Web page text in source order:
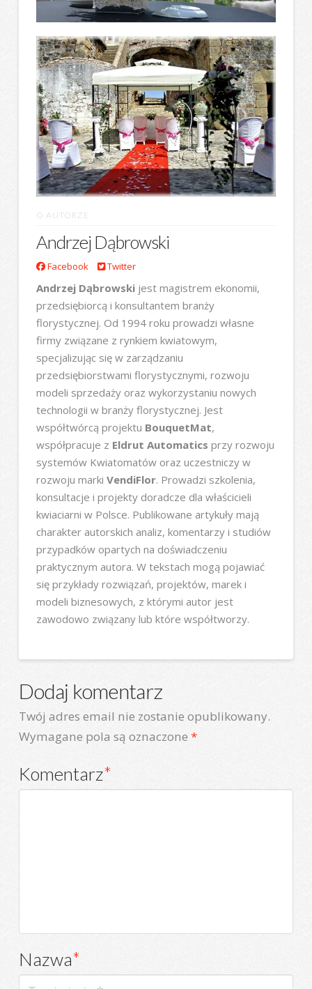
O AUTORZE
Andrzej Dąbrowski
Facebook Twitter
Andrzej Dąbrowskijest magistrem ekonomii,
przedsiębiorcą i konsultantem branży
florystycznej. Od 1994 roku prowadzi własne
firmy związane z rynkiem kwiatowym,
specjalizując się w zarządzaniu
przedsiębiorstwami florystycznymi, rozwoju
modeli sprzedaży oraz wykorzystaniu nowych
technologii w branży florystycznej. Jest
współtwórcą projektu BouquetMat,
współpracuje z Eldrut Automatics przy rozwoju
systemów Kwiatomatów oraz uczestniczy w
rozwoju marki VendiFlor. Prowadzi szkolenia,
konsultacje i projekty doradcze dla właścicieli
kwiaciarni w Polsce. Publikowane artykuły mają
charakter autorskich analiz, komentarzy i studiów
przypadków opartych na doświadczeniu
praktycznym autora. W tekstach mogą pojawiać
się przykłady rozwiązań, projektów, marek i
modeli biznesowych, z którymi autor jest
zawodowo związany lub które współtworzy.
Dodaj komentarz
Twój adres email nie zostanie opublikowany.
Wymagane pola są oznaczone *
Komentarz*
Nazwa*